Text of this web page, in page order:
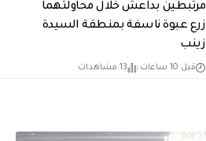
مرتبطين بداعش خلال محاولتهما
زرع عبوة ناسفة بمنطقة السيدة
زينب
قبل 10 ساعات 13 مشاهدات